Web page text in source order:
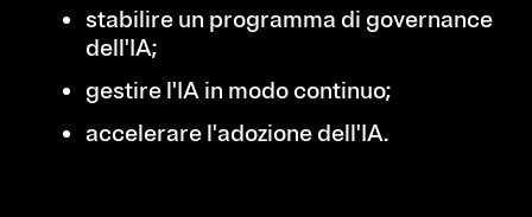
stabilire un programma di governance
dell'IA;
gestire l'IA in modo continuo;
accelerare l'adozione dell'IA.